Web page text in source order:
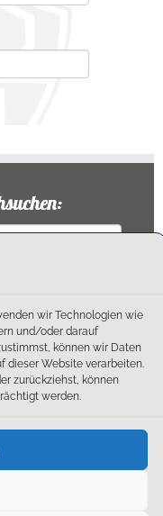
wir Technologien wie
und/oder darauf
können wir Daten
dieser Website verarbeiten.
zurückziehst, können
werden.
sich zurück in die Landesliga!